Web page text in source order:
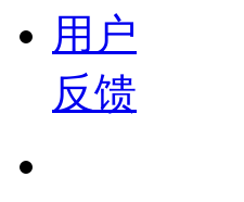
用户
反馈